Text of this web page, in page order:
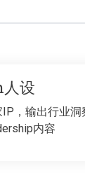
设
，输出行业洞
内容